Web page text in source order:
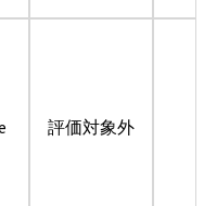
評価対象外